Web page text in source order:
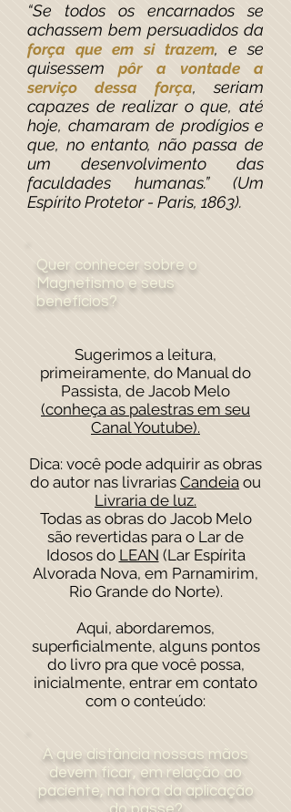
“Se todos os encarnados se
achassem bem persuadidos da
força que em si trazem, e se
quisessempôr a vontade a
serviço dessa força, seriam
capazes de realizar o que, até
hoje, chamaram de prodígios e
que, no entanto, não passa de
um desenvolvimento das
faculdades humanas.” (Um
Espírito Protetor - Paris, 1863).
Quer conhecer sobre o
Magnetismo e seus
benefícios?
Sugerimos a leitura,
primeiramente, do Manual do
Passista, de Jacob Melo
(conheça as palestras em seu
Canal Youtube).
Dica: você pode adquirir as obras
do autor nas livrarias Candeia ou
Livraria de luz.
Todas as obras do Jacob Melo
são revertidas para o Lar de
Idosos do LEAN (Lar Espírita
Alvorada Nova, em Parnamirim,
Rio Grande do Norte).
Aqui, abordaremos,
superficialmente, alguns pontos
do livro pra que você possa,
inicialmente, entrar em contato
com o conteúdo:
A que distância nossas mãos
devem ficar, em relação ao
paciente, na hora da aplicação